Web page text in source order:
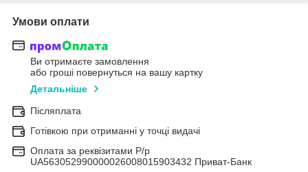
Умови оплати
Ви отримаєте замовлення
або гроші повернуться на вашу картку
Детальніше
Післяплата
Готівкою при отриманні у точці видачі
Оплата за реквізитами Р/р
UA563052990000026008015903432 Приват-Банк